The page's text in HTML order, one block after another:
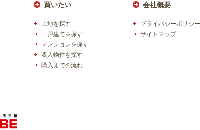
買いたい
土地を探す
一戸建てを探す
マンションを探す
収入物件を探す
購入までの流れ
会社概要
プライバシーポリシー
サイトマップ